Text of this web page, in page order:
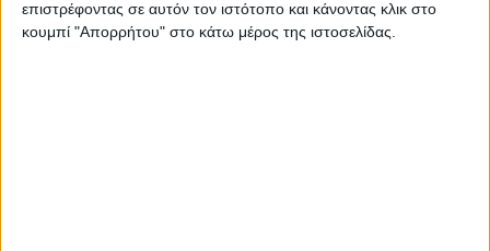
επιστρέφοντας σε αυτόν τον ιστότοπο και κάνοντας κλικ στο
κουμπί "Απορρήτου" στο κάτω μέρος της ιστοσελίδας.